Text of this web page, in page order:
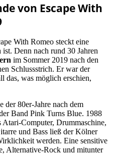
von Escape With
With Romeo steckt eine
Denn nach rund 30 Jahren
im Sommer 2019 nach den
Schlussstrich. Er war der
das, was möglich erschien,
der 80er-Jahre nach dem
Band Pink Turns Blue. 1988
Atari-Computer, Drummaschine,
und Bass ließ der Kölner
werden. Eine sensitive
Alternative-Rock und mitunter